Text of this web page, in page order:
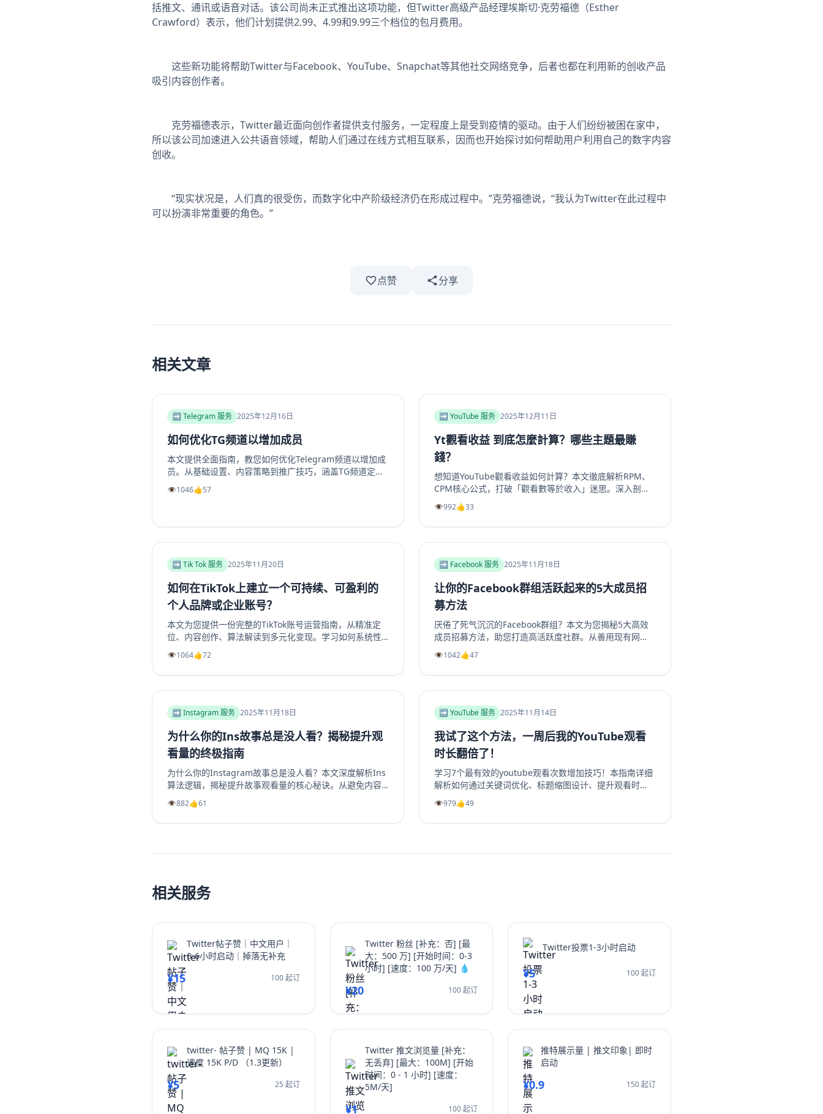
括推文、通讯或语音对话。该公司尚未正式推出这项功能，但Twitter高级产品经理埃斯切·克劳福德（Esther
Crawford）表示，他们计划提供2.99、4.99和9.99三个档位的包月费用。
这些新功能将帮助Twitter与Facebook、YouTube、Snapchat等其他社交网络竞争，后者也都在利用新的创收产品
吸引内容创作者。
克劳福德表示，Twitter最近面向创作者提供支付服务，一定程度上是受到疫情的驱动。由于人们纷纷被困在家中，
所以该公司加速进入公共语音领域，帮助人们通过在线方式相互联系，因而也开始探讨如何帮助用户利用自己的数字内容
创收。
“现实状况是，人们真的很受伤，而数字化中产阶级经济仍在形成过程中。”克劳福德说，“我认为Twitter在此过程中
可以扮演非常重要的角色。”
点赞 分享
相关文章
➡️ Telegram 服务 2025年12月16日
如何优化TG频道以增加成员
本文提供全面指南，教您如何优化Telegram频道以增加成
员。从基础设置、内容策略到推广技巧，涵盖TG频道定
位、高质量帖子创建、内外推广方法及互动留存策略，帮
助提升频道影响力和成员增长。包括实用SEO建议和专业
👁️1046👍57
➡️ YouTube 服务 2025年12月11日
Yt觀看收益 到底怎麼計算？哪些主題最賺
錢？
想知道YouTube觀看收益如何計算？本文徹底解析RPM、
CPM核心公式，打破「觀看數等於收入」迷思。深入剖析
2025年最具「錢」景的五大內容主題，如金融投資、科技
評測為何CPM最高。更提供超越廣告的多元變現策略，從
頻道會員到品牌合作一次掌握。無論是新手創作者或想優
你的YouTube视频收益！
👁️992👍33
➡️ Tik Tok 服务 2025年11月20日
如何在TikTok上建立一个可持续、可盈利的
个人品牌或企业账号？
本文为您提供一份完整的TikTok账号运营指南，从精准定
位、内容创作、算法解读到多元化变现。学习如何系统性
地构建一个具有持久生命力和盈利能力的TikTok个人品牌
或企业账号，避免常见陷阱，实现商业增长。掌握核心策
略，玩转TikTok营销。
👁️1064👍72
➡️ Facebook 服务 2025年11月18日
让你的Facebook群组活跃起来的5大成员招
募方法
厌倦了死气沉沉的Facebook群组？本文为您揭秘5大高效
成员招募方法，助您打造高活跃度社群。从善用现有网
络、优化群组资料，到利用Facebook生态系统内部引流、
创造高价值内容，再到策划专属活动，我们提供一步步的
实操指南。学习如何将精准用户转化为活跃成员，彻底解
组重现生机与活力。立即阅读，开启您的社群繁荣之路！
👁️1042👍47
➡️ Instagram 服务 2025年11月18日
为什么你的Ins故事总是没人看？揭秘提升观
看量的终极指南
为什么你的Instagram故事总是没人看？本文深度解析Ins
算法逻辑，揭秘提升故事观看量的核心秘诀。从避免内容
陷阱、善用投票问答等互动工具，到优化发布时机、利用
精选故事功能，我们提供一套完整的实战指南。学习如何
创作吸引眼球的开场、提供娱乐或教育价值，并有效引导
👁️882👍61
➡️ YouTube 服务 2025年11月14日
我试了这个方法，一周后我的YouTube观看
时长翻倍了！
学习7个最有效的youtube观看次数增加技巧！本指南详细
解析如何通过关键词优化、标题缩图设计、提升观看时
长、利用Shorts引流及社群运营等策略，系统性地提升你
的YouTube视频播放量、YouTube订阅和YouTube观看时
长。无论新手或老手，都能通过这些实战方法让频道成长
👁️979👍49
相关服务
Twitter帖子赞｜中文用户｜
0-6小时启动｜掉落无补充
¥15 100 起订
Twitter 粉丝 [补充：否] [最
大：500 万] [开始时间：0-3
小时] [速度：100 万/天] 💧
¥20 100 起订
Twitter投票1-3小时启动
¥5 100 起订
twitter- 帖子赞 | MQ 15K |
速度 15K P/D （1.3更新）
¥5 25 起订
Twitter 推文浏览量 [补充：
无丢弃] [最大：100M] [开始
时间：0 - 1 小时] [速度：
5M/天]
¥1 100 起订
推特展示量 | 推文印象| 即时
启动
¥0.9 150 起订